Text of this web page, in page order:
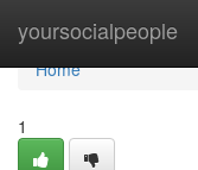
yoursocialpeople
Home
Home
1